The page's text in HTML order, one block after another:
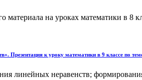
материала на уроках математики в 8
Презентация к уроку математики в 9 классе по
линейных неравенств;